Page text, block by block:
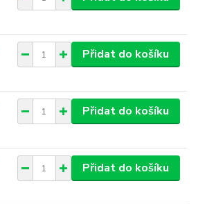
Přidat do košíku
Přidat do košíku
Přidat do košíku